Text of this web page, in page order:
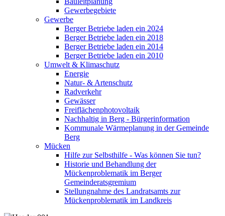
Gewerbegebiete
Gewerbe
Berger Betriebe laden ein 2024
Berger Betriebe laden ein 2018
Berger Betriebe laden ein 2014
Berger Betriebe laden ein 2010
Umwelt & Klimaschutz
Energie
Natur- & Artenschutz
Radverkehr
Gewässer
Freiflächenphotovoltaik
Nachhaltig in Berg - Bürgerinformation
Kommunale Wärmeplanung in der Gemeinde
Berg
Mücken
Hilfe zur Selbsthilfe - Was können Sie tun?
Historie und Behandlung der
Mückenproblematik im Berger
Gemeinderatsgremium
Stellungnahme des Landratsamts zur
Mückenproblematik im Landkreis